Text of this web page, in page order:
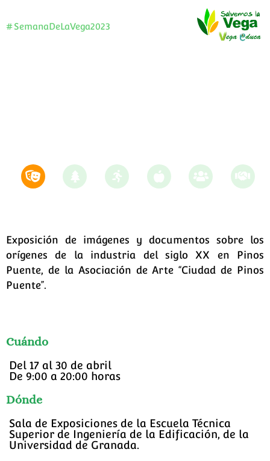
#SemanaDeLaVega2023
Exposición de imágenes y documentos sobre los
orígenes de la industria del siglo XX en Pinos
Puente, de la Asociación de Arte “Ciudad de Pinos
Puente”.
Cuándo
Del 17 al 30 de abril
De 9:00 a 20:00 horas
Dónde
Sala de Exposiciones de la Escuela Técnica
Superior de Ingeniería de la Edificación, de la
Universidad de Granada.